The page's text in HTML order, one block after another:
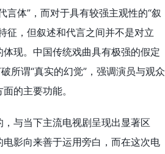
体”，而对于具有较强主观性的“叙
征，但叙述和代言之间并不是对立
现。中国传统戏曲具有极强的假定
所谓“真实的幻觉”，强调演员与观众
的主要功能。
与当下主流电视剧呈现出显著区
影向来善于运用旁白，而在这次电